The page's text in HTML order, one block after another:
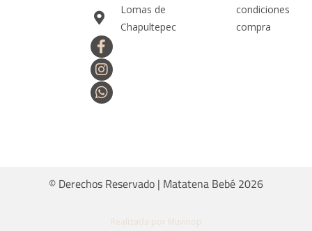
Lomas de
Chapultepec
condiciones
compra
© Derechos Reservado | Matatena Bebé 2026
Realizada por Muvinop